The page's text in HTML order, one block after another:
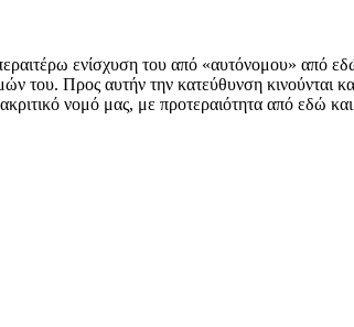
ενίσχυση του από «αυτόνομου» από
Προς αυτήν την κατεύθυνση κινούνται
νομό μας, με προτεραιότητα από εδώ